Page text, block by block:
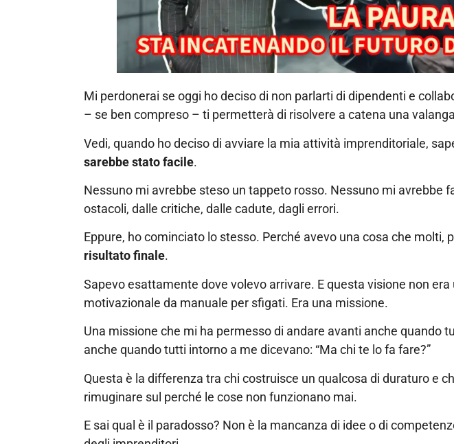
Mi perdonerai se oggi ho deciso di non parlarti di dipendenti e
– se ben compreso – ti permetterà di risolvere a catena una
Vedi, quando ho deciso di avviare la mia attività imprenditoriale,
sarebbe stato facile.
Nessuno mi avrebbe steso un tappeto rosso. Nessuno mi avrebbe
ostacoli, dalle critiche, dalle cadute, dagli errori.
Eppure, ho cominciato lo stesso. Perché avevo una cosa che molti,
risultato finale.
Sapevo esattamente dove volevo arrivare. E questa visione non
motivazionale da manuale per sfigati. Era una missione.
Una missione che mi ha permesso di andare avanti anche quando
anche quando tutti intorno a me dicevano: “Ma chi te lo fa fare?”
Questa è la differenza tra chi costruisce un qualcosa di duraturo e
rimuginare sul perché le cose non funzionano mai.
E sai qual è il paradosso? Non è la mancanza di idee o di